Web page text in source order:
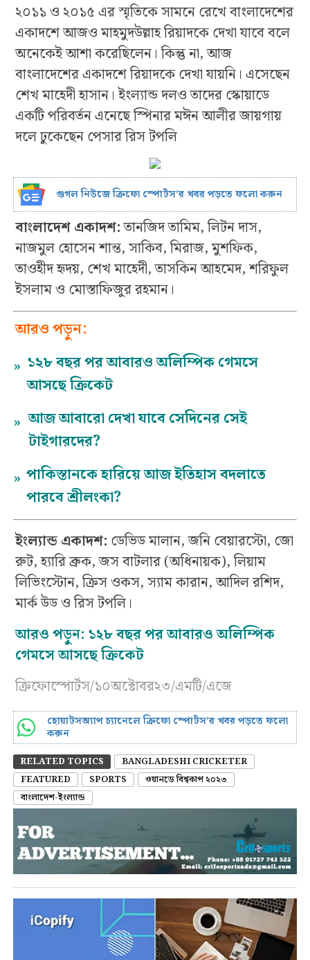
২০১১ ও ২০১৫ এর স্মৃতিকে সামনে রেখে বাংলাদেশের
একাদশে আজও মাহমুদউল্লাহ রিয়াদকে দেখা যাবে বলে
অনেকেই আশা করেছিলেন। কিন্তু না, আজ
বাংলাদেশের একাদশে রিয়াদকে দেখা যায়নি। এসেছেন
শেখ মাহেদী হাসান। ইংল্যান্ড দলও তাদের স্কোয়াডে
একটি পরিবর্তন এনেছে স্পিনার মঈন আলীর জায়গায়
দলে ঢুকেছেন পেসার রিস টপলি
গুগল নিউজে ক্রিফো স্পোর্টস’র খবর পড়তে ফলো করুন
বাংলাদেশ একাদশ:তানজিদ তামিম, লিটন দাস,
নাজমুল হোসেন শান্ত, সাকিব, মিরাজ, মুশফিক,
তাওহীদ হৃদয়, শেখ মাহেদী, তাসকিন আহমেদ, শরিফুল
ইসলাম ও মোস্তাফিজুর রহমান।
আরও পড়ুন:
» ১২৮ বছর পর আবারও অলিম্পিক গেমসে
আসছে ক্রিকেট
» আজ আবারো দেখা যাবে সেদিনের সেই
টাইগারদের?
» পাকিস্তানকে হারিয়ে আজ ইতিহাস বদলাতে
পারবে শ্রীলংকা?
ইংল্যান্ড একাদশ: ডেভিড মালান, জনি বেয়ারস্টো, জো
রুট, হ্যারি ব্রুক, জস বাটলার (অধিনায়ক), লিয়াম
লিভিংস্টোন, ক্রিস ওকস, স্যাম কারান, আদিল রশিদ,
মার্ক উড ও রিস টপলি।
আরও পড়ুন: ১২৮ বছর পর আবারও অলিম্পিক
গেমসে আসছে ক্রিকেট
ক্রিফোস্পোর্টস/১০অক্টোবর২৩/এমটি/এজে
হোয়াটসঅ্যাপ চ্যানেলে ক্রিফো স্পোর্টস’র খবর পড়তে ফলো
করুন
RELATED TOPICS
BANGLADESHI CRICKETER
FEATURED
SPORTS
ওয়ানডে বিশ্বকাপ ২০২৩
বাংলাদেশ-ইংল্যান্ড